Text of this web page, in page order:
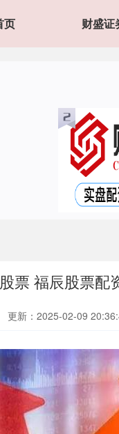
页 财盛证
票 福辰股票配
更新：2025-02-09